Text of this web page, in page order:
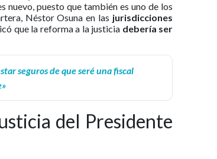
nuevo, puesto que también es uno de los
Néstor Osuna en las jurisdicciones
que la reforma a la justicia debería ser
seguros de que seré una fiscal
del Presidente